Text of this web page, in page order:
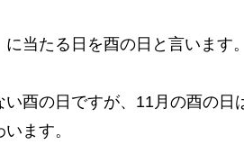
当たる日を酉の日と言います。
酉の日ですが、11月の酉の日
ます。